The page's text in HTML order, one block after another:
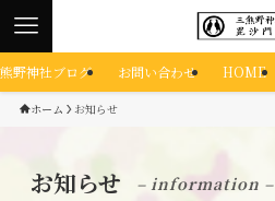
野神社ブログ お問い合わせ HOME
ホーム お知らせ
お知らせ – information –